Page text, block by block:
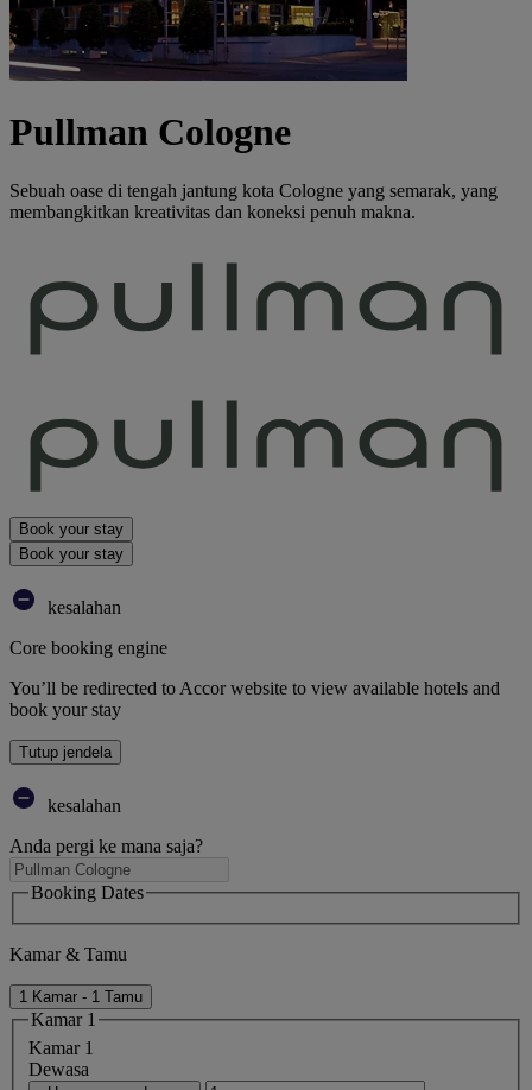
Pullman Cologne
Sebuah oase di tengah jantung kota Cologne yang semarak, yang
membangkitkan kreativitas dan koneksi penuh makna.
Book your stay
Book your stay
kesalahan
Core booking engine
You’ll be redirected to Accor website to view available hotels and
book your stay
Tutup jendela
kesalahan
Anda pergi ke mana saja?
Booking Dates
Kamar & Tamu
1 Kamar - 1 Tamu
Kamar 1
Kamar 1
Dewasa